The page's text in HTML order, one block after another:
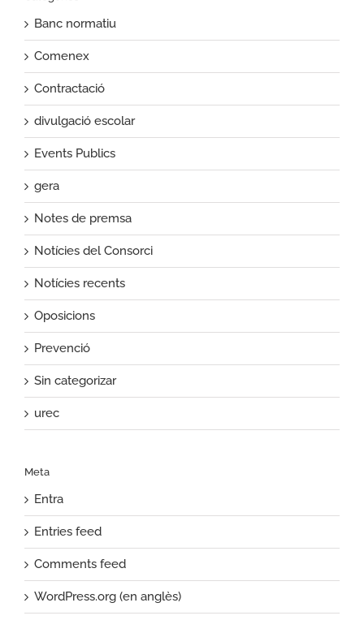
Banc normatiu
Comenex
Contractació
divulgació escolar
Events Publics
gera
Notes de premsa
Notícies del Consorci
Notícies recents
Oposicions
Prevenció
Sin categorizar
urec
Meta
Entra
Entries feed
Comments feed
WordPress.org (en anglès)